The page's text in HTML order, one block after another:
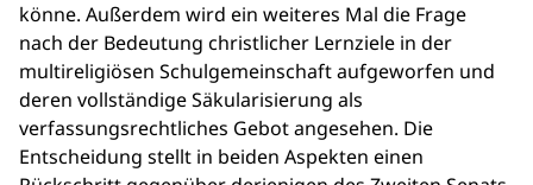
könne. Außerdem wird ein weiteres Mal die Frage
nach der Bedeutung christlicher Lernziele in der
multireligiösen Schulgemeinschaft aufgeworfen und
deren vollständige Säkularisierung als
verfassungsrechtliches Gebot angesehen. Die
Entscheidung stellt in beiden Aspekten einen